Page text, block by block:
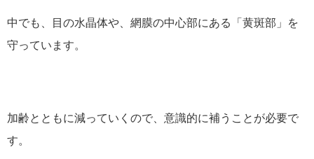
中でも、目の水晶体や、網膜の中心部にある「黄斑部」を
守っています。
加齢とともに減っていくので、意識的に補うことが必要で
す。